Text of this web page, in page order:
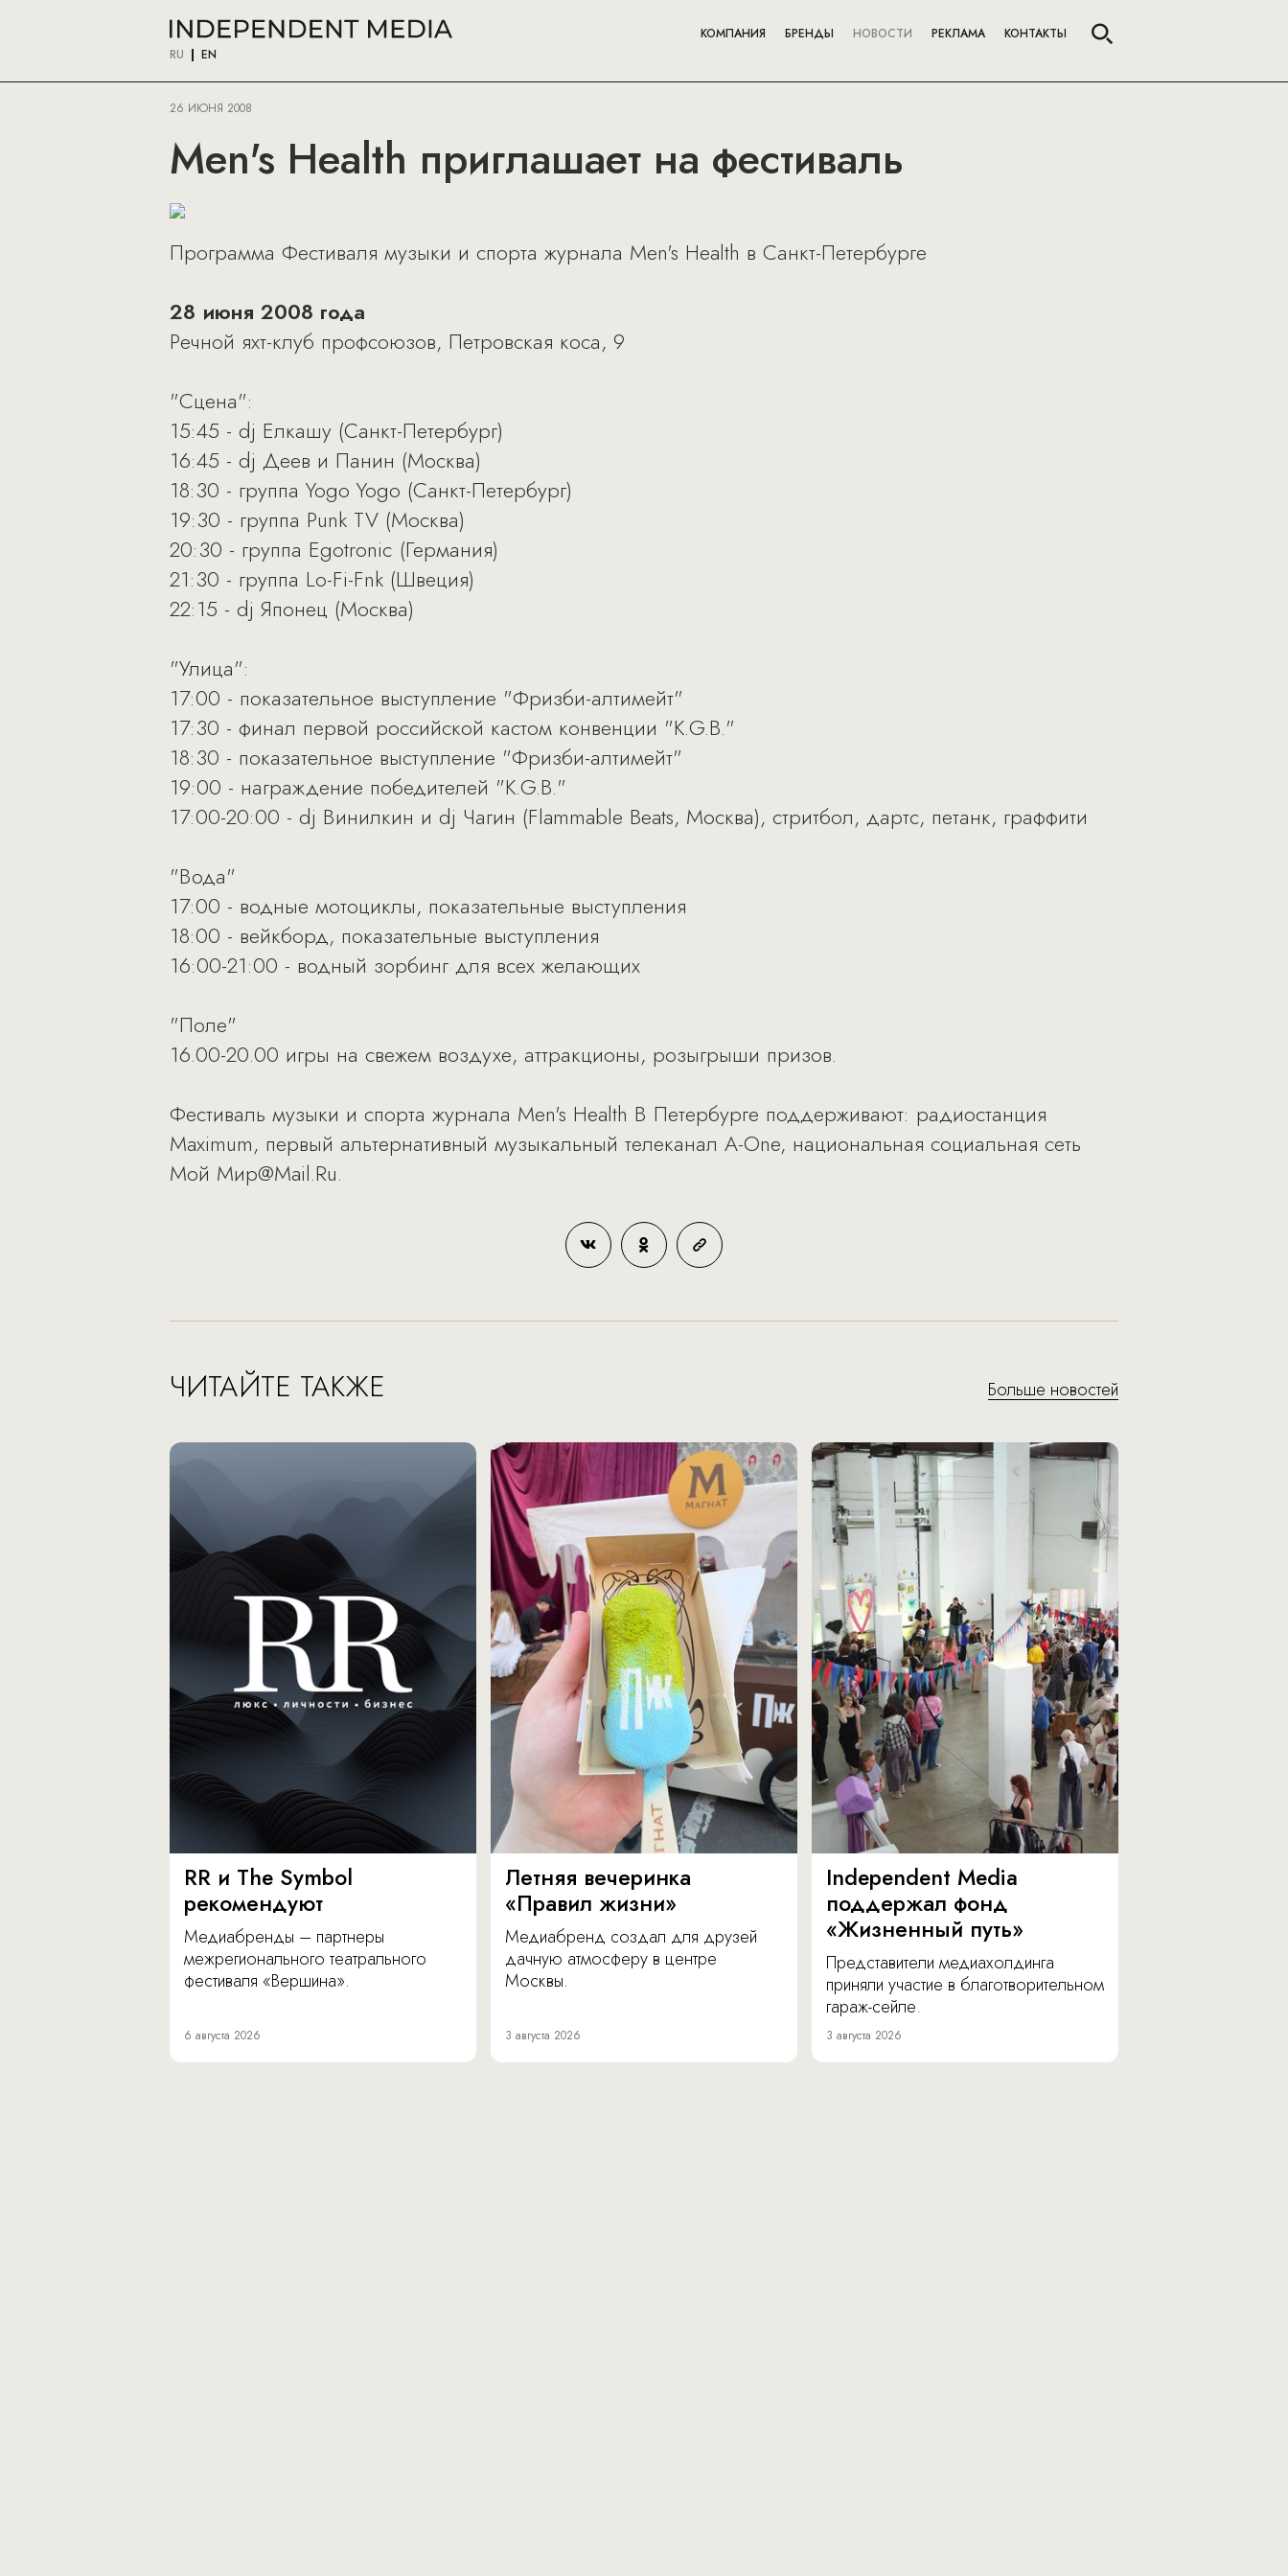
RU EN
КОМПАНИЯ БРЕНДЫ НОВОСТИ РЕКЛАМА КОНТАКТЫ
26 ИЮНЯ 2008
Men's Health приглашает на фестиваль
Программа Фестиваля музыки и спорта журнала Men's Health в Санкт-Петербурге
28 июня 2008 года
Речной яхт-клуб профсоюзов, Петровская коса, 9
"Сцена":
15:45 - dj Елкашу (Санкт-Петербург)
16:45 - dj Деев и Панин (Москва)
18:30 - группа Yogo Yogo (Санкт-Петербург)
19:30 - группа Punk TV (Москва)
20:30 - группа Egotronic (Германия)
21:30 - группа Lo-Fi-Fnk (Швеция)
22:15 - dj Японец (Москва)
"Улица":
17:00 - показательное выступление "Фризби-алтимейт"
17:30 - финал первой российской кастом конвенции "K.G.B."
18:30 - показательное выступление "Фризби-алтимейт"
19:00 - награждение победителей "K.G.B."
17:00-20:00 - dj Винилкин и dj Чагин (Flammable Beats, Москва), стритбол, дартс, петанк, граффити
"Вода"
17:00 - водные мотоциклы, показательные выступления
18:00 - вейкборд, показательные выступления
16:00-21:00 - водный зорбинг для всех желающих
"Поле"
16.00-20.00 игры на свежем воздухе, аттракционы, розыгрыши призов.
Фестиваль музыки и спорта журнала Men's Health В Петербурге поддерживают: радиостанция
Maximum, первый альтернативный музыкальный телеканал A-One, национальная социальная сеть
Мой Мир@Mail.Ru.
ЧИТАЙТЕ ТАКЖЕ Больше новостей
RR и The Symbol
рекомендуют
Медиабренды – партнеры
межрегионального театрального
фестиваля «Вершина».
6 августа 2026
Летняя вечеринка
«Правил жизни»
Медиабренд создал для друзей
дачную атмосферу в центре
Москвы.
3 августа 2026
Independent Media
поддержал фонд
«Жизненный путь»
Представители медиахолдинга
приняли участие в благотворительном
гараж-сейле.
3 августа 2026